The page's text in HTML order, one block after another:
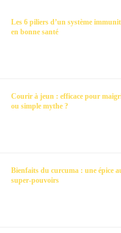
Les 6 piliers d’un système
en bonne santé
Courir à jeun : efficace pour
ou simple mythe ?
Bienfaits du curcuma : une épice
super-pouvoirs